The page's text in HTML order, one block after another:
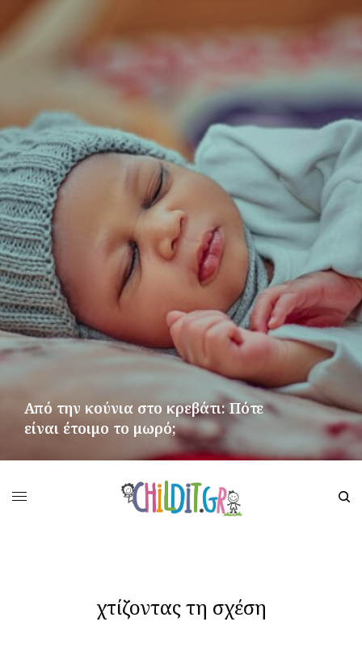
Από την κούνια στο κρεβάτι: Πότε
είναι έτοιμο το μωρό;
χτίζοντας τη σχέση